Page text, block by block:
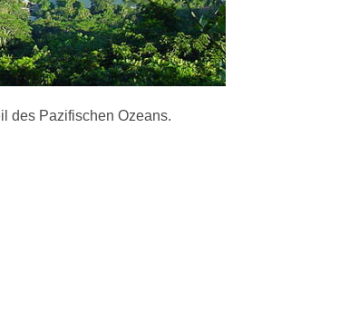
des Pazifischen Ozeans.